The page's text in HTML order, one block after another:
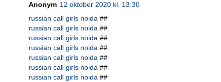
Anonym 12 oktober 2020 kl. 13:30
russian call girls noida ##
russian call girls noida ##
russian call girls noida ##
russian call girls noida ##
russian call girls noida ##
russian call girls noida ##
russian call girls noida ##